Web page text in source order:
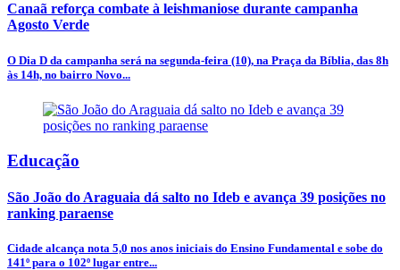
Canaã reforça combate à leishmaniose durante campanha
Agosto Verde
O Dia D da campanha será na segunda-feira (10), na Praça da Bíblia, das 8h
às 14h, no bairro Novo...
Educação
São João do Araguaia dá salto no Ideb e avança 39 posições no
ranking paraense
Cidade alcança nota 5,0 nos anos iniciais do Ensino Fundamental e sobe do
141º para o 102º lugar entre...